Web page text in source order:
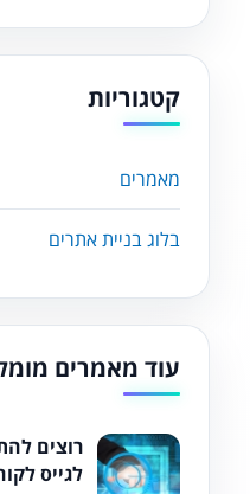
קטגוריות
מאמרים
בלוג בניית אתרים
עוד מאמרים
רוצים
לגייס